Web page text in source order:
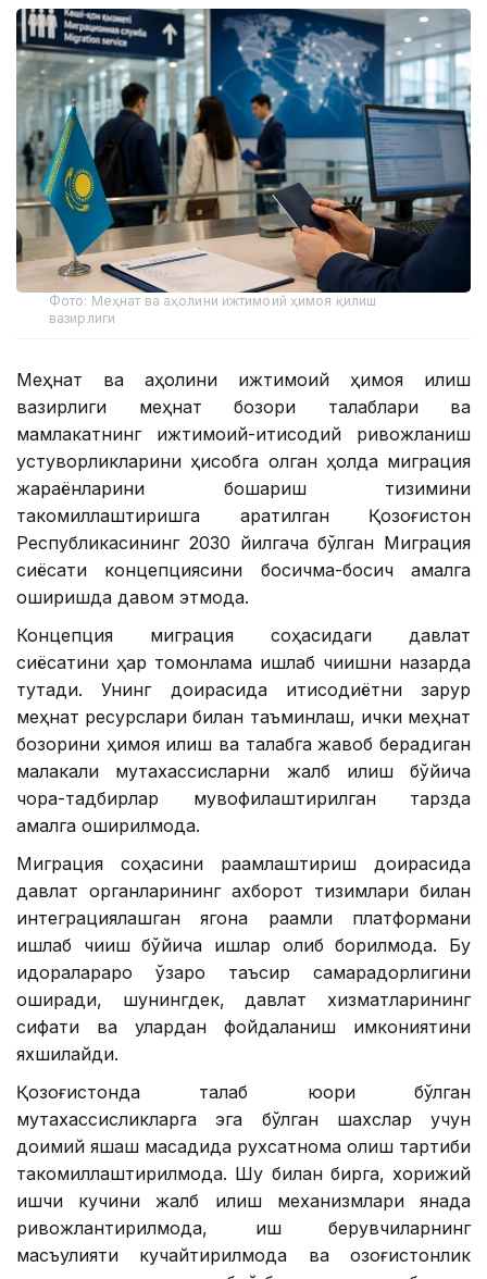
Фото: Меҳнат ва аҳолини ижтимоий ҳимоя қилиш
вазирлиги
Меҳнат ва аҳолини ижтимоий ҳимоя қилиш
вазирлиги меҳнат бозори талаблари ва
мамлакатнинг ижтимоий-иқтисодий ривожланиш
устуворликларини ҳисобга олган ҳолда миграция
жараёнларини бошқариш тизимини
такомиллаштиришга қаратилган Қозоғистон
Республикасининг 2030 йилгача бўлган Миграция
сиёсати концепциясини босқичма-босқич амалга
оширишда давом этмоқда.
Концепция миграция соҳасидаги давлат
сиёсатини ҳар томонлама ишлаб чиқишни назарда
тутади. Унинг доирасида иқтисодиётни зарур
меҳнат ресурслари билан таъминлаш, ички меҳнат
бозорини ҳимоя қилиш ва талабга жавоб берадиган
малакали мутахассисларни жалб қилиш бўйича
чора-тадбирлар мувофиқлаштирилган тарзда
амалга оширилмоқда.
Миграция соҳасини рақамлаштириш доирасида
давлат органларининг ахборот тизимлари билан
интеграциялашган ягона рақамли платформани
ишлаб чиқиш бўйича ишлар олиб борилмоқда. Бу
идоралараро ўзаро таъсир самарадорлигини
оширади, шунингдек, давлат хизматларининг
сифати ва улардан фойдаланиш имкониятини
яхшилайди.
Қозоғистонда талаб юқори бўлган
мутахассисликларга эга бўлган шахслар учун
доимий яшаш мақсадида рухсатнома олиш тартиби
такомиллаштирилмоқда. Шу билан бирга, хорижий
ишчи кучини жалб қилиш механизмлари янада
ривожлантирилмоқда, иш берувчиларнинг
масъулияти кучайтирилмоқда ва қозоғистонлик